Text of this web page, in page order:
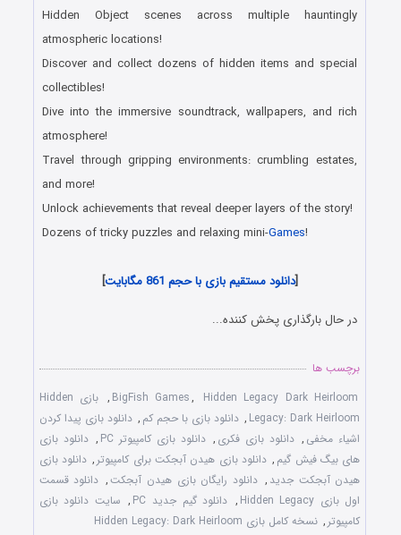
Hidden Object scenes across multiple hauntingly
atmospheric locations!
Discover and collect dozens of hidden items and special
collectibles!
Dive into the immersive soundtrack, wallpapers, and rich
atmosphere!
Travel through gripping environments: crumbling estates,
and more!
Unlock achievements that reveal deeper layers of the story!
Dozens of tricky puzzles and relaxing mini-Games!
[دانلود مستقیم بازی با حجم 861 مگابایت ]
در حال بارگذاری پخش کننده...
برچسب ها
BigFish Games, Hidden Legacy Dark Heirloom
,
بازی Hidden
Legacy: Dark Heirloom
, دانلود بازی با حجم کم , دانلود بازی پيدا کردن
اشياء مخفی , دانلود بازی فکری , دانلود بازی کامپيوتر PC , دانلود بازی
های بيگ فيش گيم , دانلود بازی هيدن آبجکت برای کامپیوتر , دانلود بازی
هيدن آبجکت جديد , دانلود رایگان بازی هيدن آبجکت, دانلود قسمت
اول بازی Hidden Legacy
, دانلود گيم جديد PC , سايت دانلود بازی
کامپيوتر , نسخه کامل بازی Hidden Legacy: Dark Heirloom